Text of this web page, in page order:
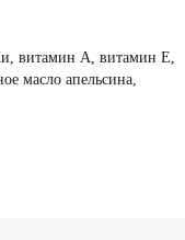
витамин А, витамин Е,
масло апельсина,